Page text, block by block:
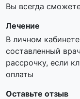
Вы всегда
Лечение
В личном
составленный
рассрочку, если
оплаты
Оставьте отзыв